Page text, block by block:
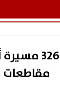
الدفاع
مقاطعات